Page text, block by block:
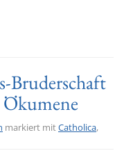
Bruderschaft
Ökumene
markiert mitCatholica,